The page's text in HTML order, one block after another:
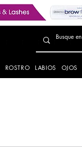
ROSTRO LABIOS OJOS